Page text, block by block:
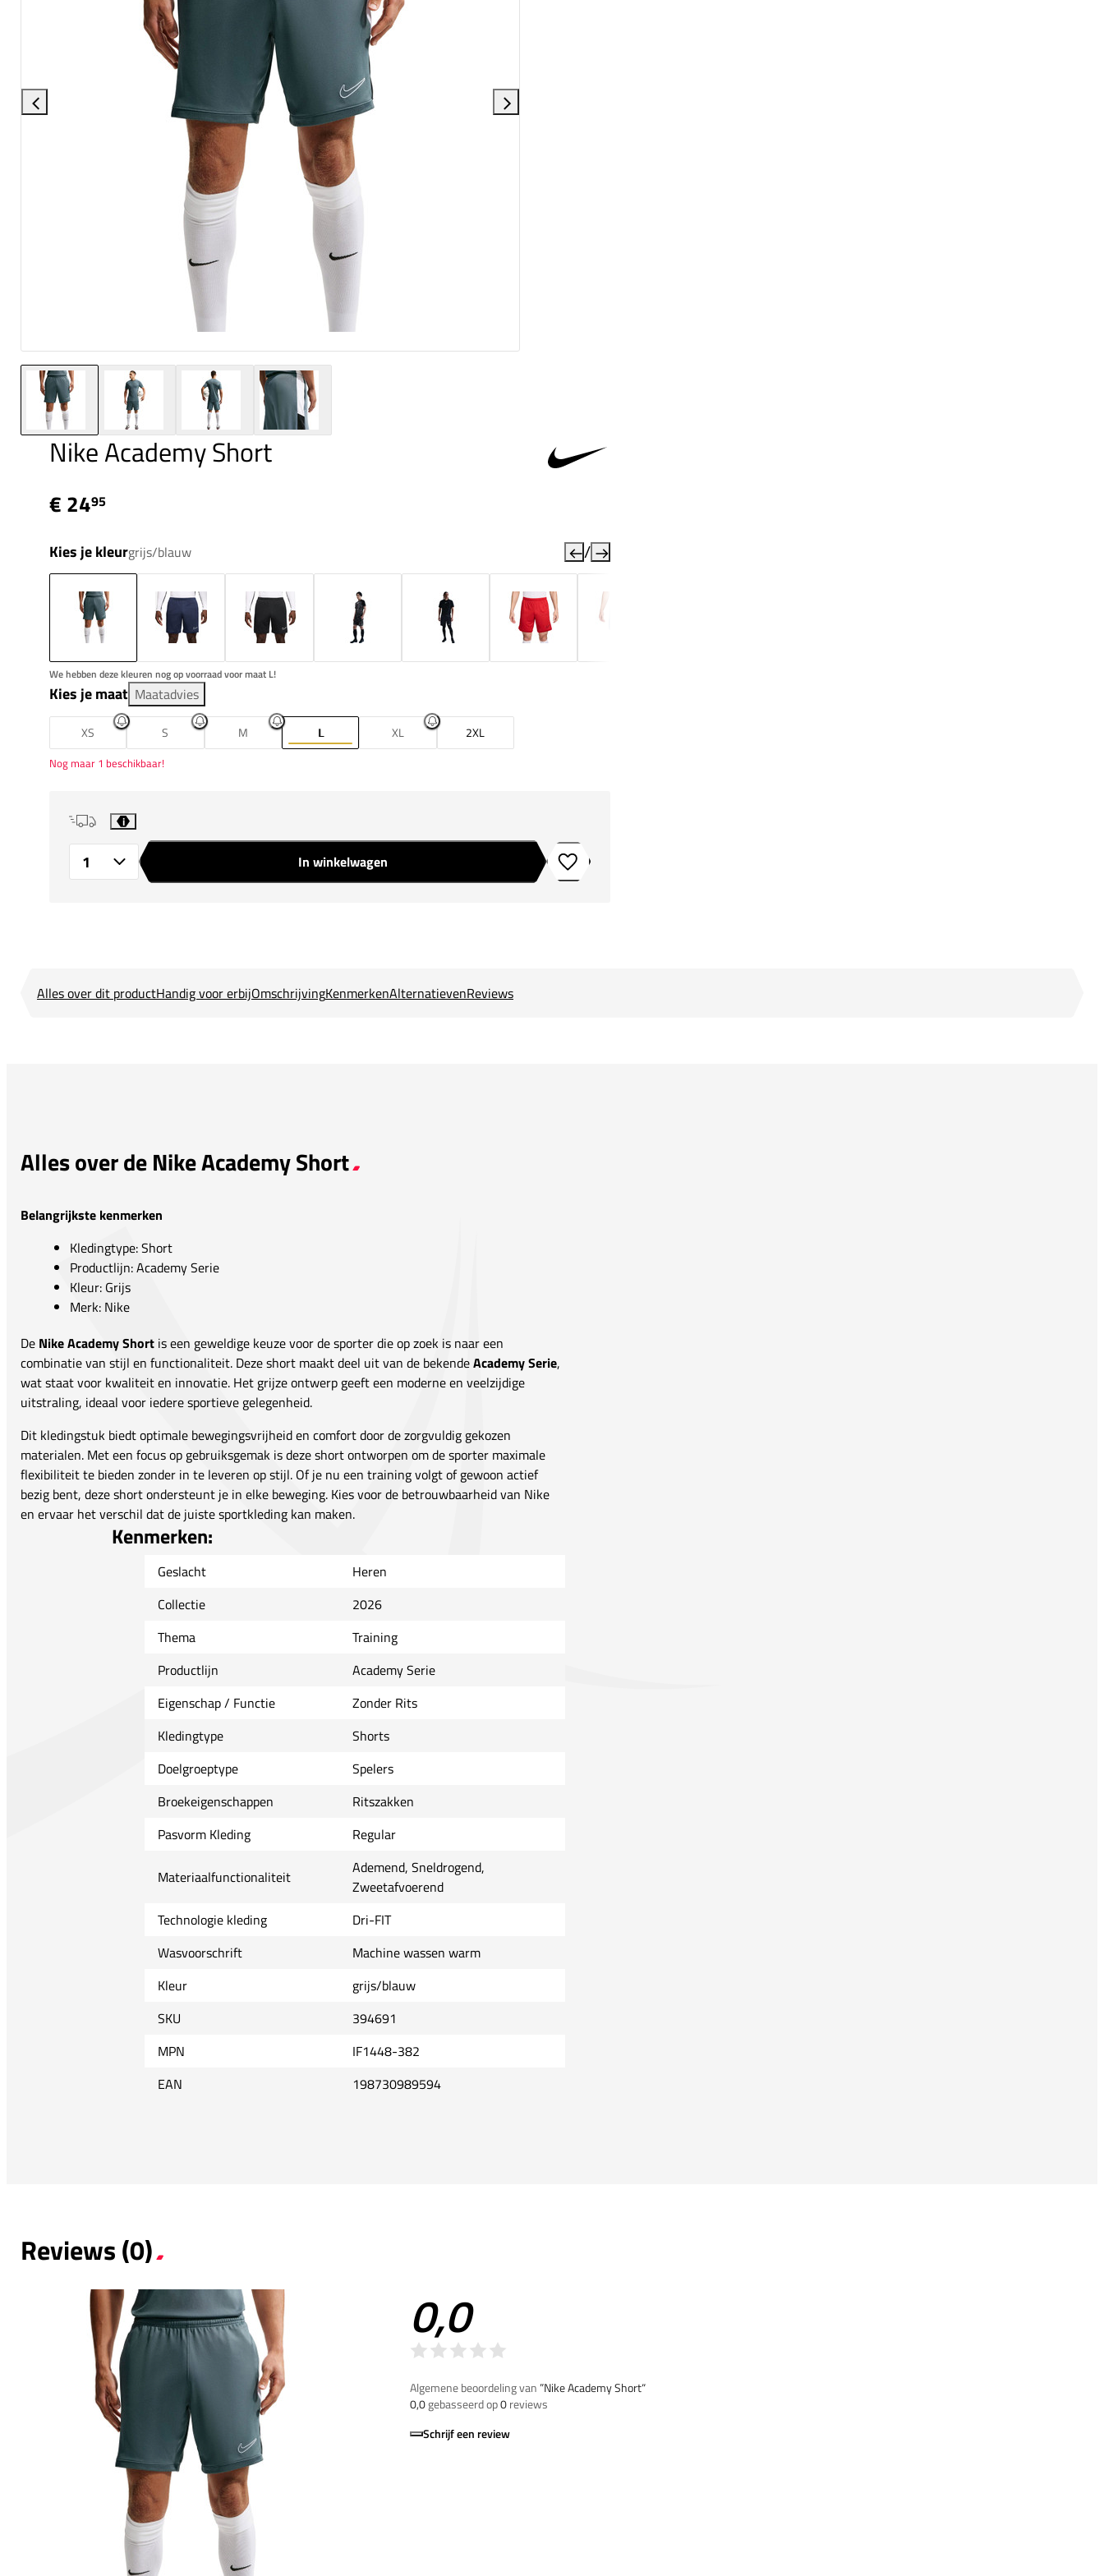
Nike Academy Short
€ 2495
Kies je kleurgrijs/blauw /
We hebben deze kleuren nog op voorraad voor maat L!
Kies je maat Maatadvies
XS S M L XL 2XL
Nog maar 1 beschikbaar!
i
In winkelwagen Toevoegen aan verlanglijstje
Alles over dit productHandig voor erbijOmschrijvingKenmerkenAlternatievenReviews
Alles over de Nike Academy Short
Belangrijkste kenmerken
Kledingtype: Short
Productlijn: Academy Serie
Kleur: Grijs
Merk: Nike
De Nike Academy Short is een geweldige keuze voor de sporter die op zoek is naar een
combinatie van stijl en functionaliteit. Deze short maakt deel uit van de bekendeAcademy Serie,
wat staat voor kwaliteit en innovatie. Het grijze ontwerp geeft een moderne en veelzijdige
uitstraling, ideaal voor iedere sportieve gelegenheid.
Dit kledingstuk biedt optimale bewegingsvrijheid en comfort door de zorgvuldig gekozen
materialen. Met een focus op gebruiksgemak is deze short ontworpen om de sporter maximale
flexibiliteit te bieden zonder in te leveren op stijl. Of je nu een training volgt of gewoon actief
bezig bent, deze short ondersteunt je in elke beweging. Kies voor de betrouwbaarheid van Nike
en ervaar het verschil dat de juiste sportkleding kan maken.
Kenmerken:
Geslacht
Heren
Collectie
2026
Thema
Training
Productlijn
Academy Serie
Eigenschap / Functie
Zonder Rits
Kledingtype
Shorts
Doelgroeptype
Spelers
Broekeigenschappen
Ritszakken
Pasvorm Kleding
Regular
Materiaalfunctionaliteit
Ademend, Sneldrogend,
Zweetafvoerend
Technologie kleding
Dri-FIT
Wasvoorschrift
Machine wassen warm
Kleur
grijs/blauw
SKU
394691
MPN
IF1448-382
EAN
198730989594
Reviews (0)
0,0
Algemene beoordeling van”Nike Academy Short“
0,0gebasseerd op0reviews
Schrijf een review